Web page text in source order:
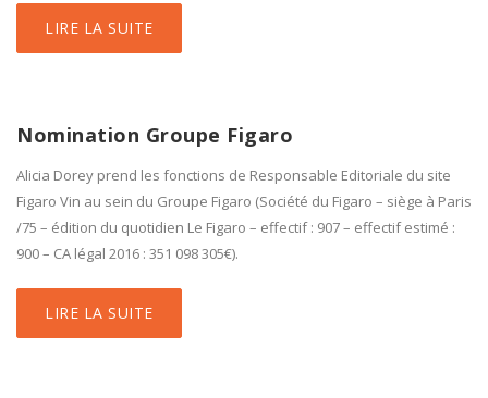
LIRE LA SUITE
Nomination Groupe Figaro
Alicia Dorey prend les fonctions de Responsable Editoriale du site
Figaro Vin au sein du Groupe Figaro (Société du Figaro – siège à Paris
/75 – édition du quotidien Le Figaro – effectif : 907 – effectif estimé :
900 – CA légal 2016 : 351 098 305€).
LIRE LA SUITE